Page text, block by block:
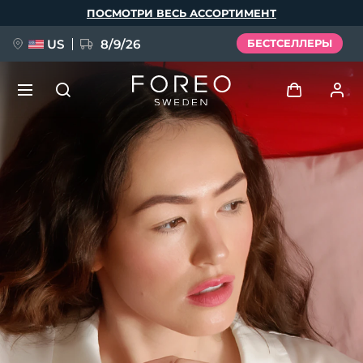
ПОСМОТРИ ВЕСЬ АССОРТИМЕНТ
US 8/9/26 БЕСТСЕЛЛЕРЫ
Войти
Профиль пользователя
Мои приборы
Мои заказы
Мои адреса
Мои подписки
FAQ™ Pure Beauty-Tech Elixir
BREAKING NEWS
issa™ Teeth Whitening Set
Язык
English Deutsch
Español
Français
Português
Polski
Svenska
Русский
Türkçe
简体中文 繁體中文